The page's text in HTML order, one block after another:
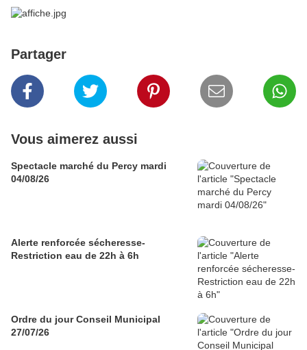
Partager
Vous aimerez aussi
Spectacle marché du Percy mardi
04/08/26
Alerte renforcée sécheresse-
Restriction eau de 22h à 6h
Ordre du jour Conseil Municipal
27/07/26